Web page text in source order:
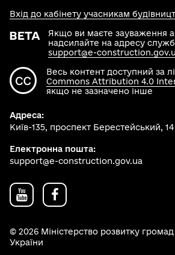
Якщо ви маєте зауваження
надсилайте на адресу
support@e-
Весь контент доступний за
Commons Attribution 4.0
якщо не зазначено інше
Вхід до кабінету учасникам
Адреса:
Київ-135, проспект Берестейський, 14
Електронна пошта:
support@e-construction.gov.ua
© 2026 Міністерство розвитку громад
України